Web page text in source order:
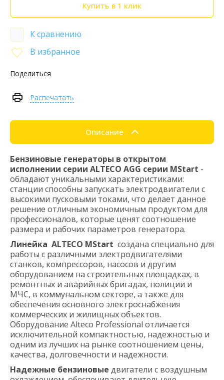
Купить в 1 клик
К сравнению
В избранное
Поделиться
Распечатать
Описание
Бензиновые генераторы в открытом
исполнении серии ALTECO AGG серии MStart -
обладают уникальными характеристиками:
станции способны запускать электродвигатели с
высокими пусковыми токами, что делает данное
решение отличным экономичным продуктом для
профессионалов, которые ценят соотношение
размера и рабочих параметров генератора.
Линейка ALTECO MStart создана специально для
работы с различными электродвигателями
станков, компрессоров, насосов и другим
оборудованием на строительных площадках, в
ремонтных и аварийных бригадах, полиции и
МЧС, в коммунальном секторе, а также для
обеспечения основного электроснабжения
коммерческих и жилищных объектов.
Оборудование Alteco Professional отличается
исключительной компактностью, надежностью и
одним из лучших на рынке соотношением цены,
качества, долговечности и надежности.
Надежные бензиновые двигатели с воздушным